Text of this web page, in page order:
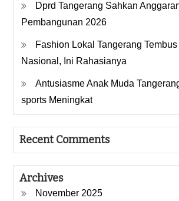
Dprd Tangerang Sahkan
Pembangunan 2026
Fashion Lokal Tangerang
Nasional, Ini Rahasianya
Antusiasme Anak Muda
sports Meningkat
Recent Comments
Archives
November 2025